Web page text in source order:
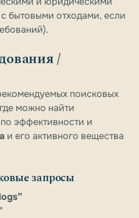
бытовыми отходами, если
/
поисковых
можно найти
эффективности и
и его активного вещества
запросы